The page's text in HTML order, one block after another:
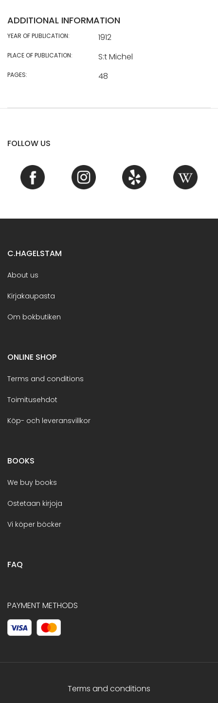
ADDITIONAL INFORMATION
YEAR OF PUBLICATION: 1912
PLACE OF PUBLICATION: S:t Michel
PAGES: 48
FOLLOW US
C.HAGELSTAM
About us
Kirjakaupasta
Om bokbutiken
ONLINE SHOP
Terms and conditions
Toimitusehdot
Köp- och leveransvillkor
BOOKS
We buy books
Ostetaan kirjoja
Vi köper böcker
FAQ
PAYMENT METHODS
Terms and conditions